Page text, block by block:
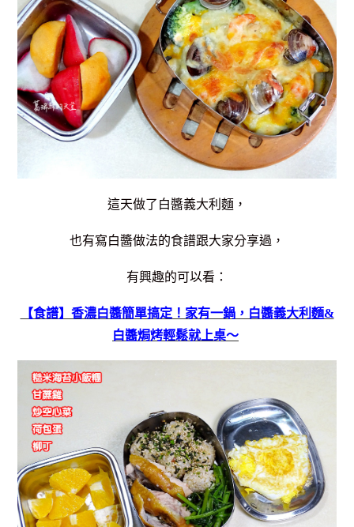
這天做了白醬義大利麵，
也有寫白醬做法的食譜跟大家分享過，
有興趣的可以看：
【食譜】香濃白醬簡單搞定！家有一鍋，白醬義大利麵&
白醬焗烤輕鬆就上桌～